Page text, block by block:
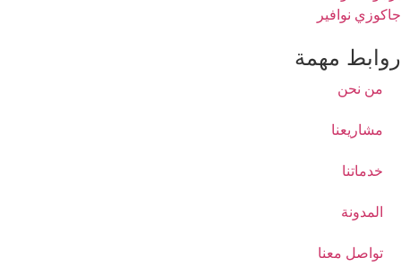
جاكوزي نوافير
روابط مهمة
من نحن
مشاريعنا
خدماتنا
المدونة
تواصل معنا